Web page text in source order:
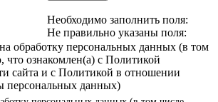
Необходимо заполнить поля:
Не правильно указаны поля:
обработку персональных данных (в том
что ознакомлен(а) с Политикой
сайта и с Политикой в отношении
персональных данных)